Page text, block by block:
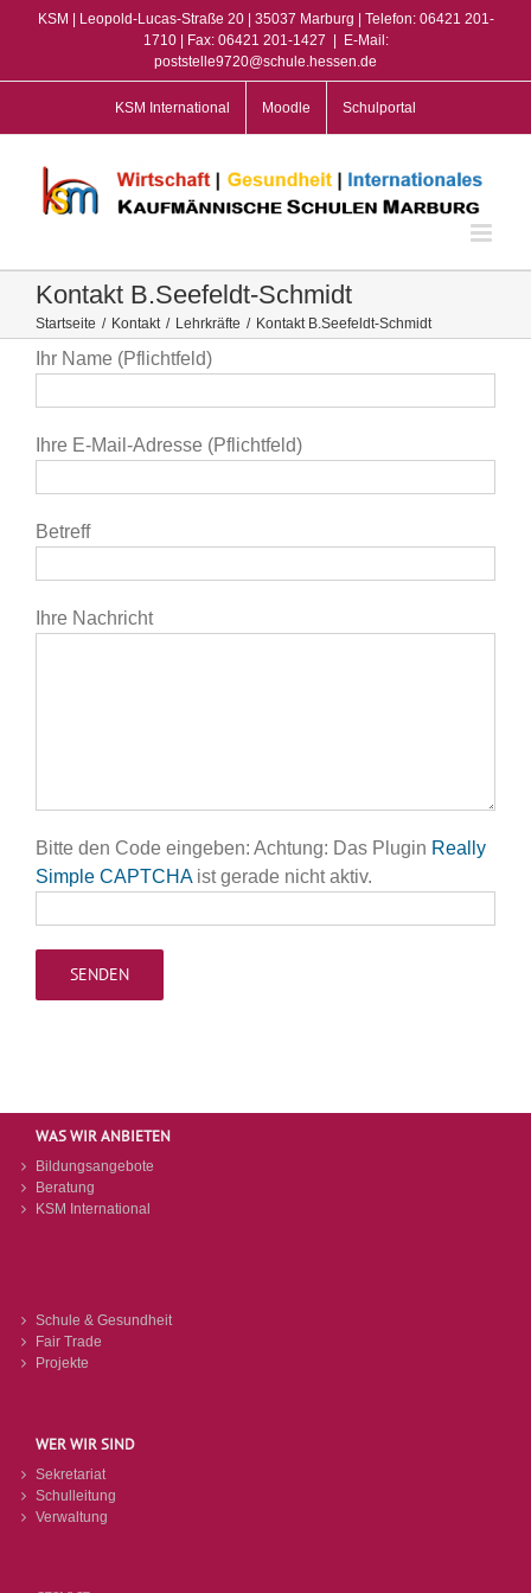
KSM | Leopold-Lucas-Straße 20 | 35037 Marburg | Telefon: 06421 201-
1710 | Fax: 06421 201-1427
E-Mail:
poststelle9720@schule.hessen.de
KSM International Moodle Schulportal
Kontakt B.Seefeldt-Schmidt
Startseite / Kontakt / Lehrkräfte / Kontakt B.Seefeldt-Schmidt
Ihr Name (Pflichtfeld)
Ihre E-Mail-Adresse (Pflichtfeld)
Betreff
Ihre Nachricht
Bitte den Code eingeben: Achtung: Das Plugin Really
Simple CAPTCHAist gerade nicht aktiv.
WAS WIR ANBIETEN
Bildungsangebote
Beratung
KSM International
Schule & Gesundheit
Fair Trade
Projekte
WER WIR SIND
Sekretariat
Schulleitung
Verwaltung